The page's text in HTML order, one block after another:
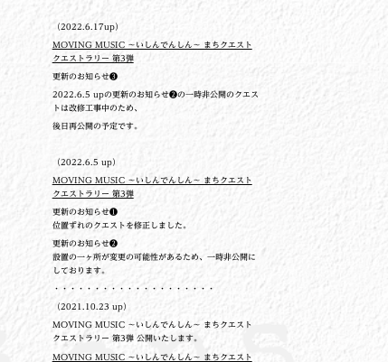
（2022.6.17up）
MOVING MUSIC ～いしんでんしん～ まちクエスト
クエストラリー 第3弾
更新のお知らせ❸
2022.6.5 upの更新のお知らせ❷の一時非公開のクエス
トは改修工事中のため、
後日再公開の予定です。
（2022.6.5 up）
MOVING MUSIC ～いしんでんしん～ まちクエスト
クエストラリー 第3弾
更新のお知らせ❶
位置ずれのクエストを修正しました。
更新のお知らせ❷
設置の一ヶ所が変更の可能性があるため、一時非公開に
しております。
・・・・・・・・・・・・・・・・・・・・
（2021.10.23 up）
MOVING MUSIC ～いしんでんしん～ まちクエスト
クエストラリー 第3弾 公開いたします。
MOVING MUSIC ～いしんでんしん～ まちクエスト